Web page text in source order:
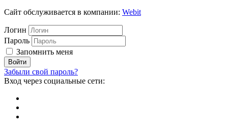
Сайт обслуживается в компании: Webit
Логин
Пароль
Запомнить меня
Забыли свой пароль?
Вход через социальные сети: